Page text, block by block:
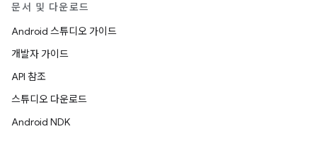
문서 및 다운로드
Android 스튜디오 가이드
개발자 가이드
API 참조
스튜디오 다운로드
Android NDK